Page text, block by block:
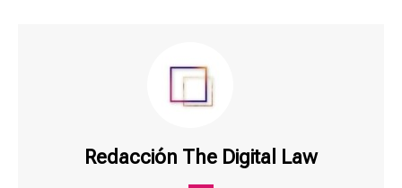
Redacción The Digital Law